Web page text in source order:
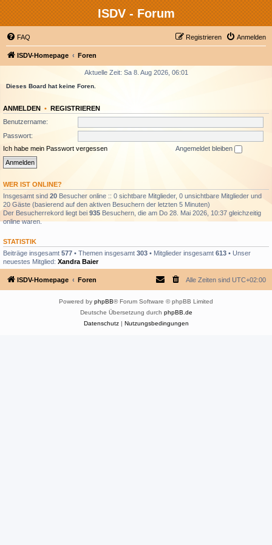
ISDV - Forum
FAQ Anmelden
Registrieren
ISDV-Homepage Foren
Aktuelle Zeit: Sa 8. Aug 2026, 06:01
Dieses Board hat keine Foren.
ANMELDEN • REGISTRIEREN
Benutzername:
Passwort:
Ich habe mein Passwort vergessen
Angemeldet bleiben
WER IST ONLINE?
Insgesamt sind 20 Besucher online :: 0 sichtbare Mitglieder, 0 unsichtbare Mitglieder und
20 Gäste (basierend auf den aktiven Besuchern der letzten 5 Minuten)
Der Besucherrekord liegt bei 935 Besuchern, die am Do 28. Mai 2026, 10:37 gleichzeitig
online waren.
STATISTIK
Beiträge insgesamt 577 • Themen insgesamt 303 • Mitglieder insgesamt 613 • Unser
neuestes Mitglied: Xandra Baier
ISDV-Homepage Foren Alle Zeiten sind UTC+02:00
Powered by phpBB® Forum Software © phpBB Limited
Deutsche Übersetzung durch phpBB.de
Datenschutz| Nutzungsbedingungen